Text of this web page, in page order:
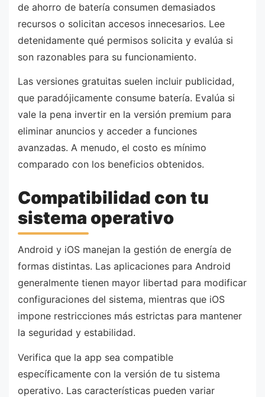
de ahorro de batería consumen demasiados
recursos o solicitan accesos innecesarios. Lee
detenidamente qué permisos solicita y evalúa si
son razonables para su funcionamiento.
Las versiones gratuitas suelen incluir publicidad,
que paradójicamente consume batería. Evalúa si
vale la pena invertir en la versión premium para
eliminar anuncios y acceder a funciones
avanzadas. A menudo, el costo es mínimo
comparado con los beneficios obtenidos.
Compatibilidad con tu
sistema operativo
Android y iOS manejan la gestión de energía de
formas distintas. Las aplicaciones para Android
generalmente tienen mayor libertad para modificar
configuraciones del sistema, mientras que iOS
impone restricciones más estrictas para mantener
la seguridad y estabilidad.
Verifica que la app sea compatible
específicamente con la versión de tu sistema
operativo. Las características pueden variar